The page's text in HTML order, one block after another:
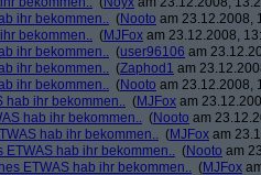
ihr bekommen.. (Nooto am 23.12.2008,
bekommen.. (MJFox am 23.12.2008,
ihr bekommen.. (user96106 am
ihr bekommen.. (Zaphod1 am
ihr bekommen.. (Nooto am 23.12.2008,
hab ihr bekommen.. (MJFox am
hab ihr bekommen.. (Nooto am
hab ihr bekommen.. (MJFox am
ETWAS hab ihr bekommen.. (Nooto am
ETWAS hab ihr bekommen.. (MJFox